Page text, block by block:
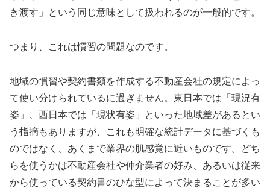
き渡す」という同じ意味として扱われるのが一般的です。
つまり、これは慣習の問題なのです。
地域の慣習や契約書類を作成する不動産会社の規定によっ
て使い分けられているに過ぎません。東日本では「現況有
姿」、西日本では「現状有姿」といった地域差があるとい
う指摘もありますが、これも明確な統計データに基づくも
のではなく、あくまで業界の肌感覚に近いものです。どち
らを使うかは不動産会社や仲介業者の好み、あるいは従来
から使っている契約書のひな型によって決まることが多い